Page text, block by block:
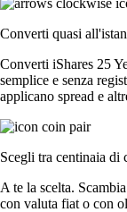
Converti quasi
Converti iShares 25
semplice e senza
applicano spread e
Scegli tra centinaia di
A te la scelta.
con valuta fiat o con